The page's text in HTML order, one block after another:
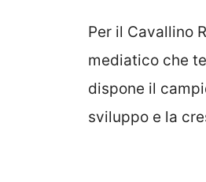
Per il Cavallino
mediatico che
dispone il
sviluppo e la